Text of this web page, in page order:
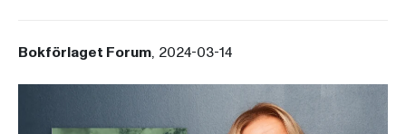
Bokförlaget Forum, 2024-03-14